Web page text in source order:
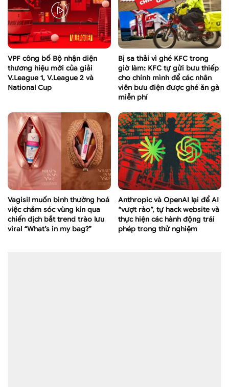
VPF công bố Bộ nhận diện
thương hiệu mới của giải
V.League 1, V.League 2 và
National Cup
Bị sa thải vì ghé KFC trong
giờ làm: KFC tự gửi bưu thiếp
cho chính mình để các nhân
viên bưu điện được ghé ăn gà
miễn phí
Vagisil muốn bình thường hoá
việc chăm sóc vùng kín qua
chiến dịch bắt trend trào lưu
viral “What’s in my bag?”
Anthropic và OpenAI lại để AI
“vượt rào”, tự hack website và
thực hiện các hành động trái
phép trong thử nghiệm